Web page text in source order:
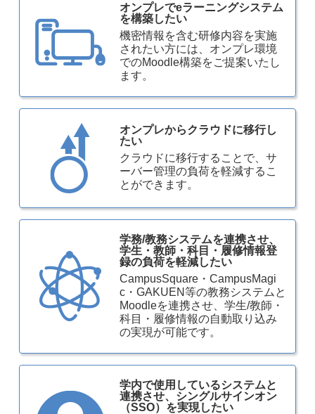
オンプレでeラーニングシステム
を構築したい
機密情報を含む研修内容を実施
されたい方には、オンプレ環境
でのMoodle構築をご提案いたし
ます。
オンプレからクラウドに移行し
たい
クラウドに移行することで、サ
ーバー管理の負荷を軽減するこ
とができます。
学務/教務システムを連携させ、
学生・教師・科目・履修情報登
録の負荷を軽減したい
CampusSquare・CampusMagi
c・GAKUEN等の教務システムと
Moodleを連携させ、学生/教師・
科目・履修情報の自動取り込み
の実現が可能です。
学内で使用しているシステムと
連携させ、シングルサインオン
（SSO）を実現したい